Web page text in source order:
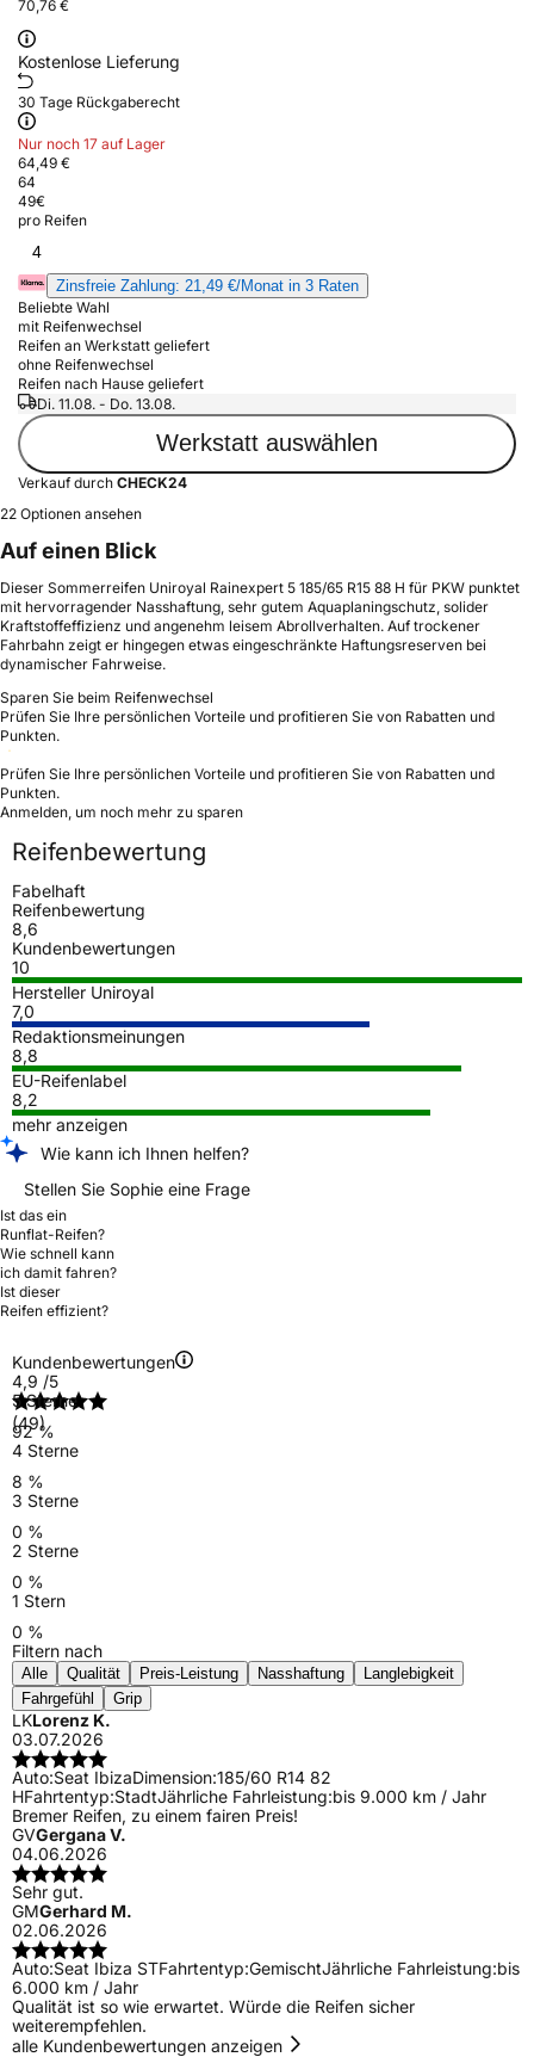
70,76 €
Kostenlose Lieferung
30 Tage Rückgaberecht
Nur noch 17 auf Lager
64,49 €
64
49€
pro Reifen
4
Zinsfreie Zahlung: 21,49 €/Monat in 3 Raten
Beliebte Wahl
mit Reifenwechsel
Reifen an Werkstatt geliefert
ohne Reifenwechsel
Reifen nach Hause geliefert
Di. 11.08. - Do. 13.08.
Werkstatt auswählen
Verkauf durch CHECK24
22 Optionen ansehen
Auf einen Blick
Dieser Sommerreifen Uniroyal Rainexpert 5 185/65 R15 88 H für PKW punktet
mit hervorragender Nasshaftung, sehr gutem Aquaplaningschutz, solider
Kraftstoffeffizienz und angenehm leisem Abrollverhalten. Auf trockener
Fahrbahn zeigt er hingegen etwas eingeschränkte Haftungsreserven bei
dynamischer Fahrweise.
Sparen Sie beim Reifenwechsel
Prüfen Sie Ihre persönlichen Vorteile und profitieren Sie von Rabatten und
Punkten.
Prüfen Sie Ihre persönlichen Vorteile und profitieren Sie von Rabatten und
Punkten.
Anmelden, um noch mehr zu sparen
Reifenbewertung
Fabelhaft
Reifenbewertung
8,6
Kundenbewertungen
10
Hersteller Uniroyal
7,0
Redaktionsmeinungen
8,8
EU-Reifenlabel
8,2
mehr anzeigen
Wie kann ich Ihnen helfen?
Stellen Sie Sophie eine Frage
Ist das ein
Runflat-Reifen?
Wie schnell kann
ich damit fahren?
Ist dieser
Reifen effizient?
Kundenbewertungen
4,9 /5
(49)
5 Sterne
92 %
4 Sterne
8 %
3 Sterne
0 %
2 Sterne
0 %
1 Stern
0 %
Filtern nach
Alle Qualität Preis-Leistung Nasshaftung
Langlebigkeit
Fahrgefühl
Grip
LKLorenz K.
03.07.2026
Auto:Seat IbizaDimension:185/60 R14 82
HFahrtentyp:StadtJährliche Fahrleistung:bis 9.000 km / Jahr
Bremer Reifen, zu einem fairen Preis!
GVGergana V.
04.06.2026
Sehr gut.
GMGerhard M.
02.06.2026
Auto:Seat Ibiza STFahrtentyp:GemischtJährliche Fahrleistung:bis
6.000 km / Jahr
Qualität ist so wie erwartet. Würde die Reifen sicher
weiterempfehlen.
alle Kundenbewertungen anzeigen